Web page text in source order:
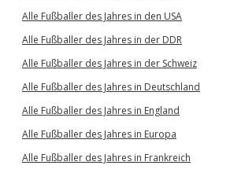
Alle Fußballer des Jahres in den USA
Alle Fußballer des Jahres in der DDR
Alle Fußballer des Jahres in der Schweiz
Alle Fußballer des Jahres in Deutschland
Alle Fußballer des Jahres in England
Alle Fußballer des Jahres in Europa
Alle Fußballer des Jahres in Frankreich